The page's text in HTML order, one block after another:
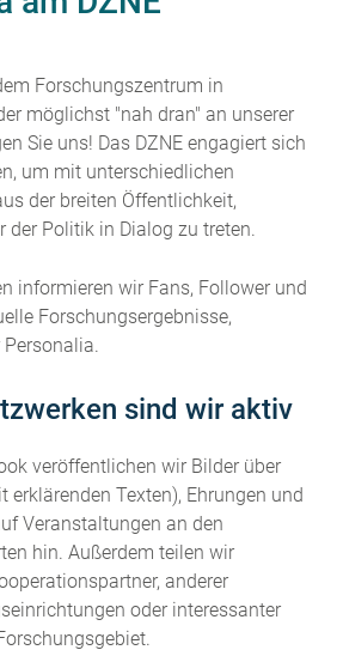
Forschungszentrum in
möglichst "nah dran" an unserer
Sie uns! Das DZNE engagiert sich
um mit unterschiedlichen
der breiten Öffentlichkeit,
der Politik in Dialog zu treten.
informieren wir Fans, Follower und
Forschungsergebnisse,
sind wir aktiv
veröffentlichen wir Bilder über
erklärenden Texten), Ehrungen und
Veranstaltungen an den
hin. Außerdem teilen wir
anderer
oder interessanter